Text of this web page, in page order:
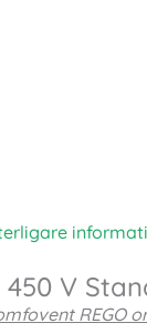
450 V
REGO